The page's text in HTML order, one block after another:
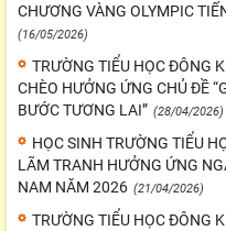
CHƯƠNG VÀNG OLYMPIC
(16/05/2026)
TRƯỜNG TIỂU HỌC ĐÔNG
CHÈO HƯỞNG ỨNG CHỦ ĐỀ
BƯỚC TƯƠNG LAI” (28/04/2026)
HỌC SINH TRƯỜNG TIỂU
LÃM TRANH HƯỞNG ỨNG
NAM NĂM 2026 (21/04/2026)
TRƯỜNG TIỂU HỌC ĐÔNG